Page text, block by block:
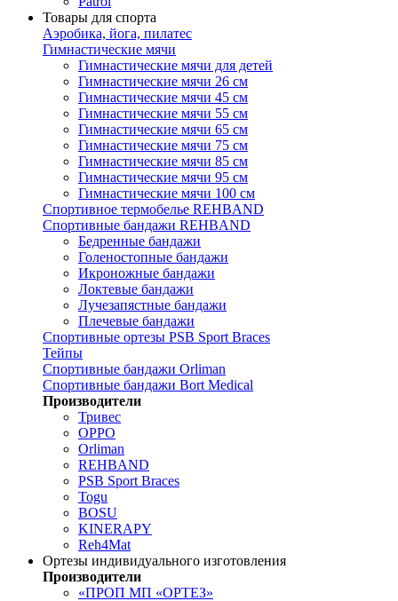
Товары для спорта
Аэробика, йога, пилатес
Гимнастические мячи
Гимнастические мячи для детей
Гимнастические мячи 26 см
Гимнастические мячи 45 см
Гимнастические мячи 55 см
Гимнастические мячи 65 см
Гимнастические мячи 75 см
Гимнастические мячи 85 см
Гимнастические мячи 95 см
Гимнастические мячи 100 см
Спортивное термобелье REHBAND
Спортивные бандажи REHBAND
Бедренные бандажи
Голеностопные бандажи
Икроножные бандажи
Локтевые бандажи
Лучезапястные бандажи
Плечевые бандажи
Спортивные ортезы PSB Sport Braces
Тейпы
Спортивные бандажи Orliman
Спортивные бандажи Bort Medical
Производители
Тривес
OPPO
Orliman
REHBAND
PSB Sport Braces
Togu
BOSU
KINERAPY
Reh4Mat
Ортезы индивидуального изготовления
Производители
«ПРОП МП «ОРТЕЗ»